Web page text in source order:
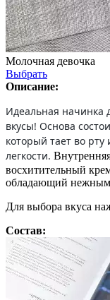
Молочная девочка
Выбрать
Описание:
Идеальная начинка
вкусы! Основа
который тает во
легкости.
восхитительный
обладающий
Для выбора вкуса
Состав: